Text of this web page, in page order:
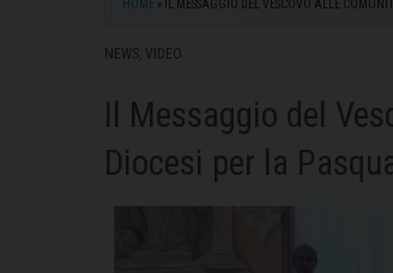
HOME » IL MESSAGGIO DEL VESCOVO ALLE
NEWS VIDEO
Il Messaggio del
Diocesi per la